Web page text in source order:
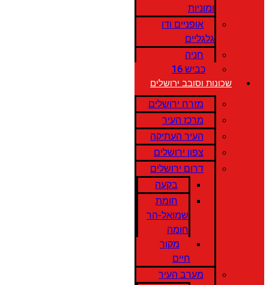
ומוניות
אופניים ודו
גלגליים
חניה
כביש 16
שכונות וסובב ירושלים
מזרח ירושלים
מרכז העיר
העיר העתיקה
צפון ירושלים
דרום ירושלים
בקעה
חומת
שמואל-הר
חומה
מקור
חיים
מערב העיר